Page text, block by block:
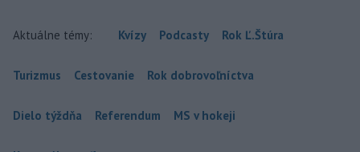
Aktuálne témy: Kvízy Podcasty Rok Ľ.Štúra
Turizmus Cestovanie Rok dobrovoľníctva
Dielo týždňa Referendum MS v hokeji